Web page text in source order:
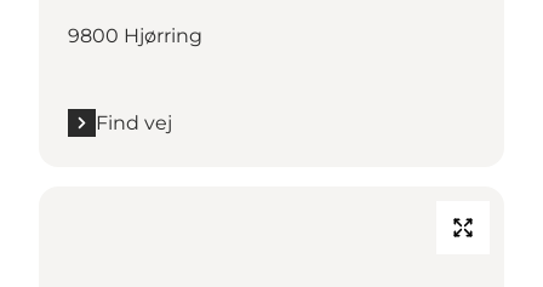
9800 Hjørring
Find vej